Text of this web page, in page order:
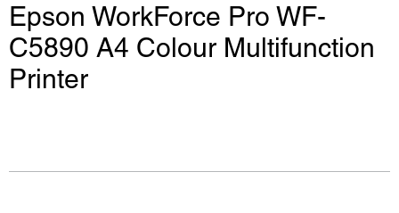
Epson WorkForce Pro WF-
C5890 A4 Colour Multifunction
Printer